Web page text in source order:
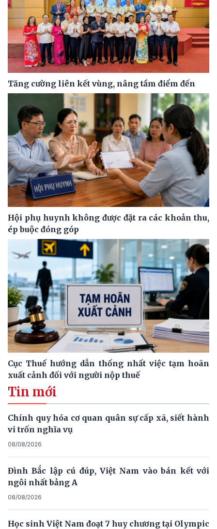
Tăng cường liên kết vùng, nâng tầm điểm đến
Hội phụ huynh không được đặt ra các khoản thu,
ép buộc đóng góp
Cục Thuế hướng dẫn thống nhất việc tạm hoãn
xuất cảnh đối với người nộp thuế
Tin mới
Chính quy hóa cơ quan quân sự cấp xã, siết hành
vi trốn nghĩa vụ
08/08/2026
Đình Bắc lập cú đúp, Việt Nam vào bán kết với
ngôi nhất bảng A
08/08/2026
Học sinh Việt Nam đoạt 7 huy chương tại Olympic